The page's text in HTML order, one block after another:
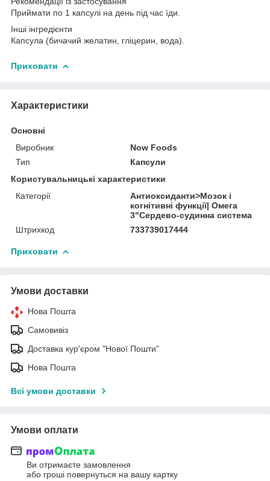
Приймати по 1 капсулі на день під час їди.
Інші інгредієнти
Капсула (бичачий желатин, гліцерин, вода).
Приховати
Характеристики
Основні
Виробник
Now Foods
Тип
Капсули
Користувальницькі характеристики
Категорії
Антиоксиданти>Мозок і
когнітивні функції| Омега
3"Сердево-судинна система
Штрихкод
733739017444
Приховати
Умови доставки
Нова Пошта
Самовивіз
Доставка кур'єром "Нової Пошти"
Нова Пошта
Всі умови доставки
Умови оплати
Ви отримаєте замовлення
або гроші повернуться на вашу картку